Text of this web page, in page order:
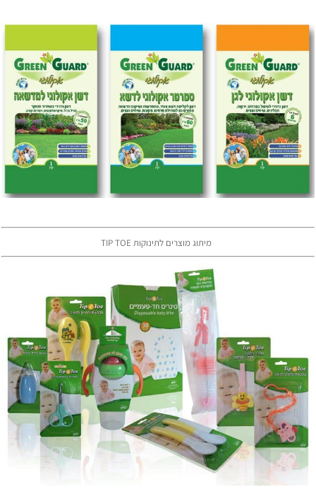
מיתוג מוצרים לתינוקות TIP TOE